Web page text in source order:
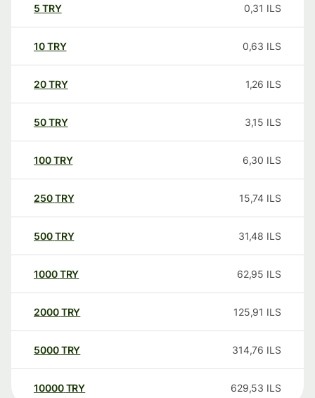
5 TRY 0,31 ILS
10TRY 0,63 ILS
20TRY 1,26 ILS
50TRY 3,15 ILS
100TRY 6,30 ILS
250TRY 15,74 ILS
500TRY 31,48 ILS
1000TRY 62,95 ILS
2000TRY 125,91 ILS
5000TRY 314,76 ILS
10000 TRY 629,53 ILS